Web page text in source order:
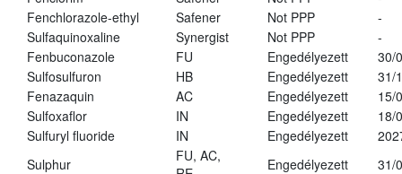
Fenchlorazole-ethyl
Safener Not PPP
-
Sulfaquinoxaline
Synergist Not PPP
-
Fenbuconazole
FU Engedélyezett
30/
Sulfosulfuron
HB Engedélyezett
31/
Fenazaquin
AC Engedélyezett
15/
Sulfoxaflor
IN Engedélyezett
18/
Sulfuryl fluoride
IN Engedélyezett
Sulphur
FU, AC,
Engedélyezett
31/